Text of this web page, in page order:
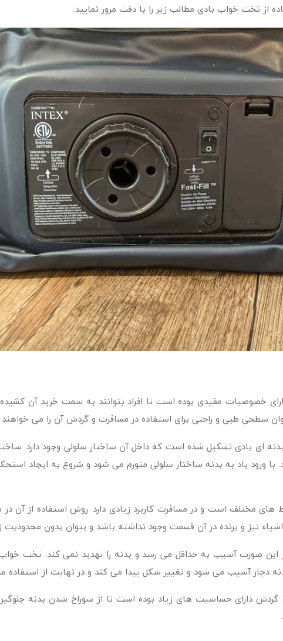
از تخت خواب بادی مطالب زیر را با دقت مرور نمایید.
خصوصیات مفیدی بوده است تا افراد بتوانند به سمت خرید آن
سطحی طبی و راحتی برای استفاده در مسافرت و گردش آن را می
ای بادی تشکیل شده است که داخل آن ساختار سلولی وجود دارد.
با ورود باد به بدنه ساختار سلولی متورم می شود و شروع به ایجاد
های مختلف است و در مسافرت کاربرد زیادی دارد. روش استفاده از
تیز و برنده در آن قسمت وجود نداشته باشد و بتوان بدون محدودیت
آسیب به حداقل می رسد و بدنه را تهدید نمی کند. تخت خواب
دچار آسیب می شود و تغییر شکل پیدا می کند و در نهایت از
گردش دارای حساسیت های زیاد بوده است تا از سوراخ شدن بدنه